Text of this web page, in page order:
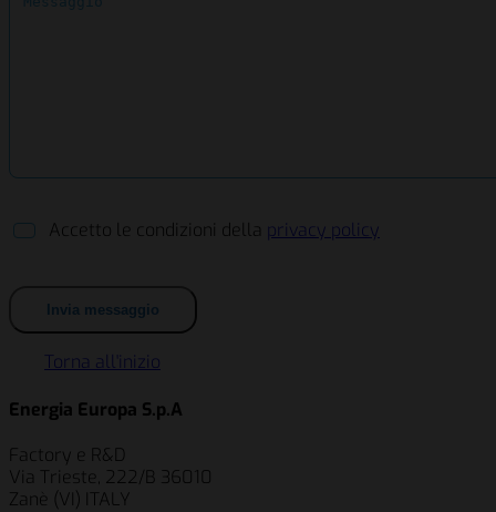
Accetto le condizioni della privacy policy
Torna all'inizio
Energia Europa S.p.A
Factory e R&D
Via Trieste, 222/B 36010
Zanè (VI) ITALY